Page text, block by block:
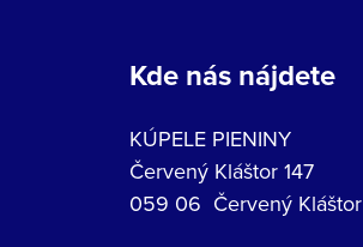
Kde nás nájdete
KÚPELE PIENINY
Červený Kláštor 147
059 06 Červený Kláštor